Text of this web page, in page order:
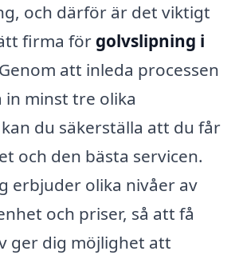
och därför är det viktigt
firma för golvslipning i
att inleda processen
in minst tre olika
du säkerställa att du får
och den bästa servicen.
erbjuder olika nivåer av
och priser, så att få
ger dig möjlighet att